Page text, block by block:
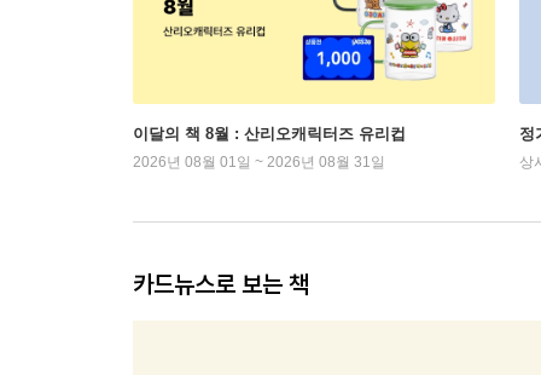
이달의 책 8월 : 산리오캐릭터즈 유리컵
2026년 08월 01일 ~ 2026년 08월 31일
정
상
카드뉴스로 보는 책